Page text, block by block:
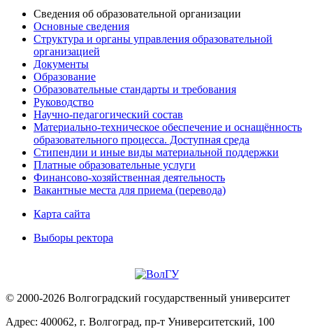
Сведения об образовательной организации
Основные сведения
Структура и органы управления образовательной
организацией
Документы
Образование
Образовательные стандарты и требования
Руководство
Научно-педагогический состав
Материально-техническое обеспечение и оснащённость
образовательного процесса. Доступная среда
Стипендии и иные виды материальной поддержки
Платные образовательные услуги
Финансово-хозяйственная деятельность
Вакантные места для приема (перевода)
Карта сайта
Выборы ректора
© 2000-2026 Волгоградский государственный университет
Адрес: 400062, г. Волгоград, пр-т Университетский, 100